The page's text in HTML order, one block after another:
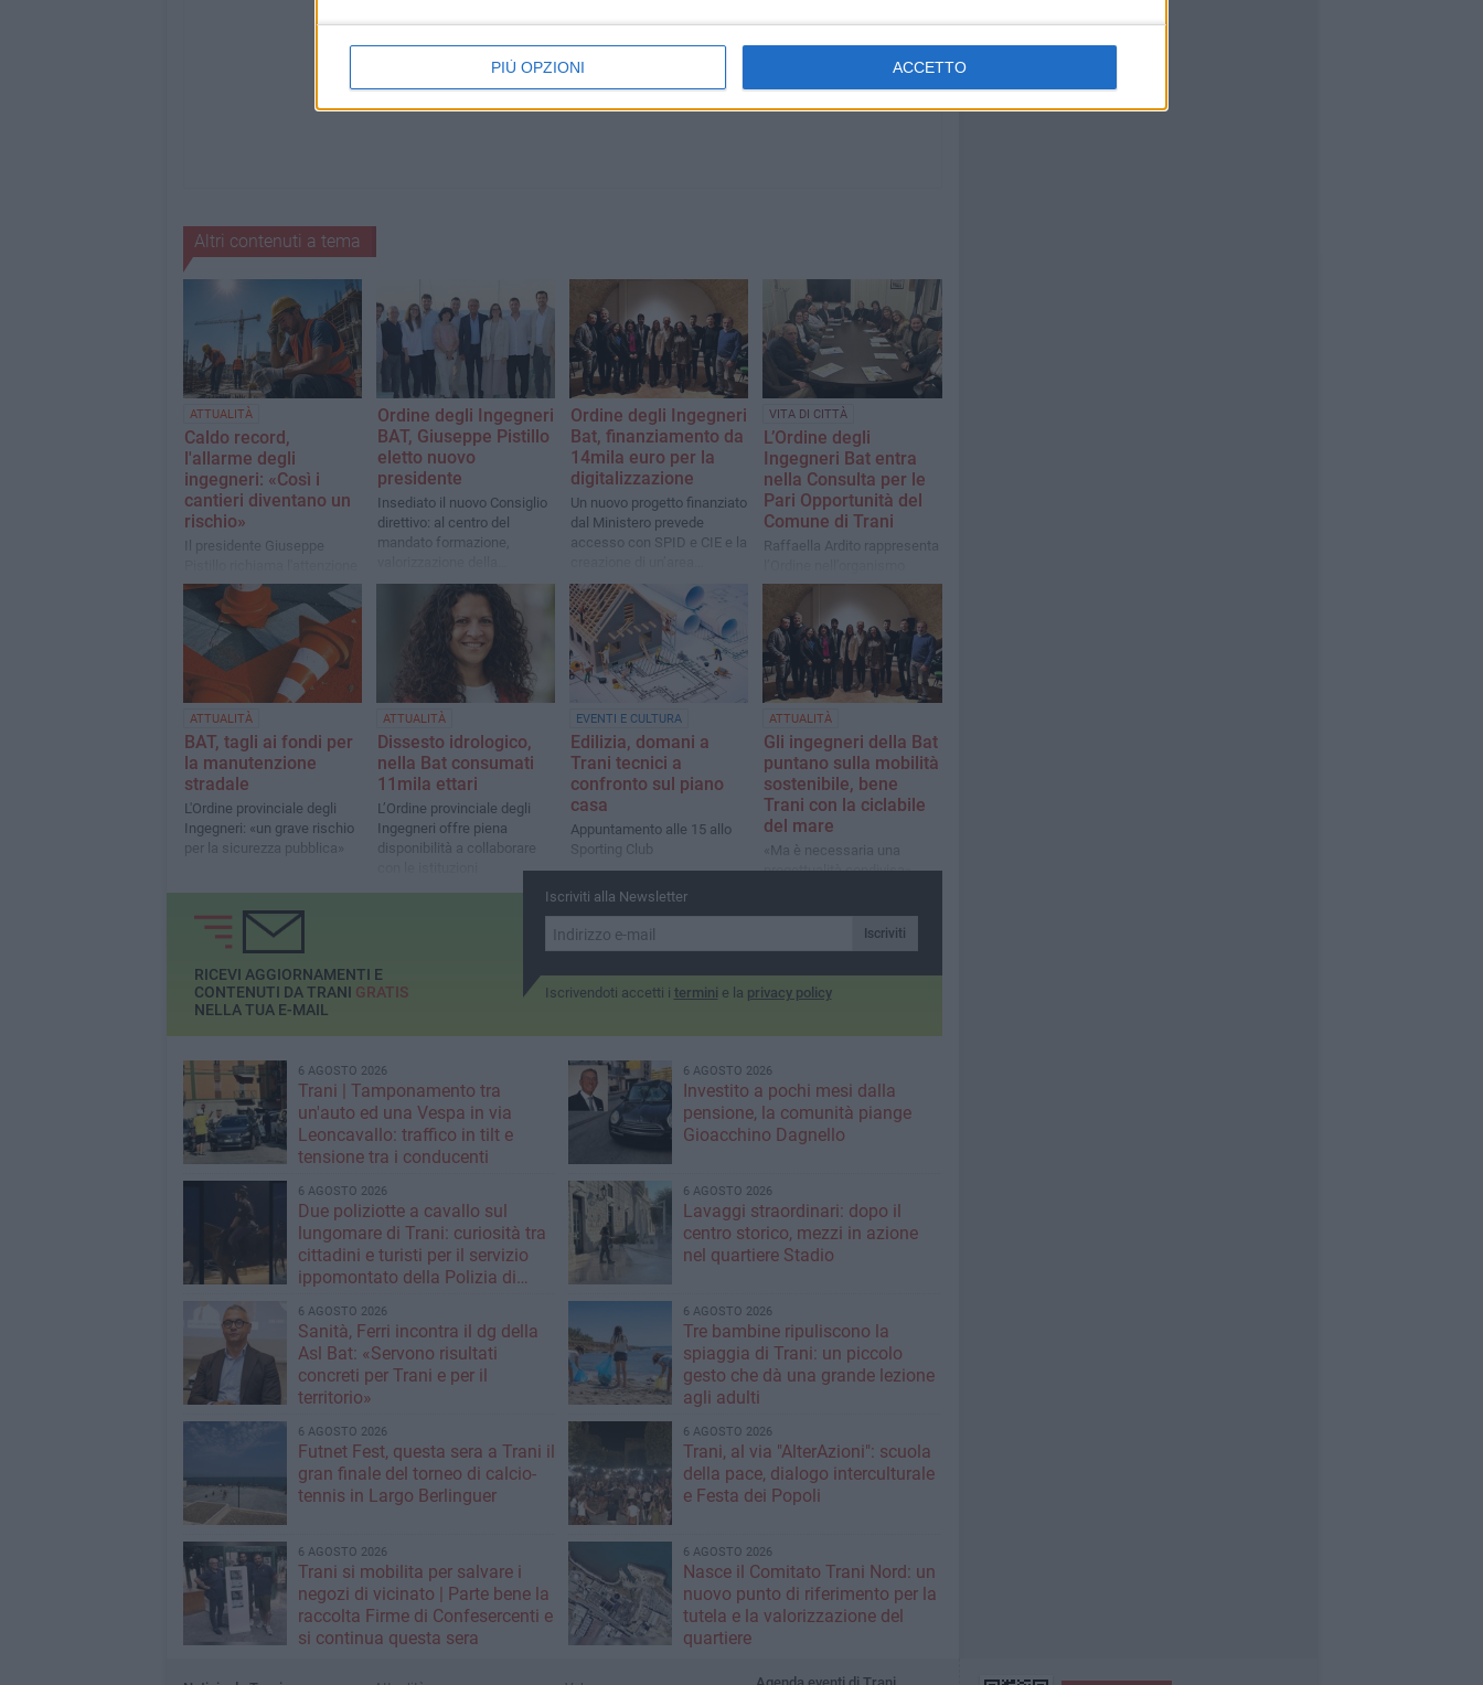
PIÙ OPZIONI ACCETTO
Altri contenuti a tema
ATTUALITÀ
Caldo record,
l'allarme degli
ingegneri: «Così i
cantieri diventano un
rischio»
Il presidente Giuseppe
sull'ordinanza regionale
contro lo stress termico
Ordine degli Ingegneri
BAT, Giuseppe Pistillo
eletto nuovo
presidente
Insediato il nuovo Consiglio
direttivo: al centro del
mandato formazione,
professione e dialogo con il
Ordine degli Ingegneri
Bat, finanziamento da
14mila euro per la
digitalizzazione
Un nuovo progetto finanziato
dal Ministero prevede
accesso con SPID e CIE e la
riservata per i profili
professionali degli iscritti
VITA DI CITTÀ
L’Ordine degli
Ingegneri Bat entra
nella Consulta per le
Pari Opportunità del
Comune di Trani
Raffaella Ardito rappresenta
dedicato a inclusione,
equità e valorizzazione delle
competenze
ATTUALITÀ
BAT, tagli ai fondi per
la manutenzione
stradale
L'Ordine provinciale degli
Ingegneri: «un grave rischio
per la sicurezza pubblica»
ATTUALITÀ
Dissesto idrologico,
nella Bat consumati
11mila ettari
L’Ordine provinciale degli
Ingegneri offre piena
disponibilità a collaborare
EVENTI E CULTURA
Edilizia, domani a
Trani tecnici a
confronto sul piano
casa
Appuntamento alle 15 allo
Sporting Club
ATTUALITÀ
Gli ingegneri della Bat
puntano sulla mobilità
sostenibile, bene
Trani con la ciclabile
del mare
«Ma è necessaria una
progettualità condivisa»
Iscriviti alla Newsletter
Iscriviti
Iscrivendoti accetti i termini e la privacy policy
RICEVI AGGIORNAMENTI E
CONTENUTI DA TRANI GRATIS
NELLA TUA E-MAIL
6 AGOSTO 2026
Trani | Tamponamento tra
un'auto ed una Vespa in via
Leoncavallo: traffico in tilt e
tensione tra i conducenti
6 AGOSTO 2026
Investito a pochi mesi dalla
pensione, la comunità piange
Gioacchino Dagnello
6 AGOSTO 2026
Due poliziotte a cavallo sul
lungomare di Trani: curiosità tra
cittadini e turisti per il servizio
ippomontato della Polizia di
6 AGOSTO 2026
Lavaggi straordinari: dopo il
centro storico, mezzi in azione
nel quartiere Stadio
6 AGOSTO 2026
Sanità, Ferri incontra il dg della
Asl Bat: «Servono risultati
concreti per Trani e per il
territorio»
6 AGOSTO 2026
Tre bambine ripuliscono la
spiaggia di Trani: un piccolo
gesto che dà una grande lezione
agli adulti
6 AGOSTO 2026
Futnet Fest, questa sera a Trani il
gran finale del torneo di calcio-
tennis in Largo Berlinguer
6 AGOSTO 2026
Trani, al via "AlterAzioni": scuola
della pace, dialogo interculturale
e Festa dei Popoli
6 AGOSTO 2026
Trani si mobilita per salvare i
negozi di vicinato | Parte bene la
raccolta Firme di Confesercenti e
si continua questa sera
6 AGOSTO 2026
Nasce il Comitato Trani Nord: un
nuovo punto di riferimento per la
tutela e la valorizzazione del
quartiere